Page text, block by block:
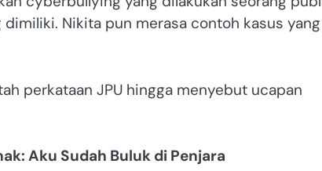
Nikita pun merasa contoh kasus yang
perkataan JPU hingga menyebut ucapan
Aku Sudah Buluk di Penjara